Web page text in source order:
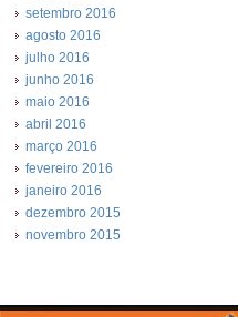
setembro 2016
agosto 2016
julho 2016
junho 2016
maio 2016
abril 2016
março 2016
fevereiro 2016
janeiro 2016
dezembro 2015
novembro 2015